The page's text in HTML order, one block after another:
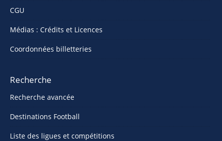
CGU
Médias : Crédits et Licences
Coordonnées billetteries
Recherche
Recherche avancée
Destinations Football
Liste des ligues et compétitions